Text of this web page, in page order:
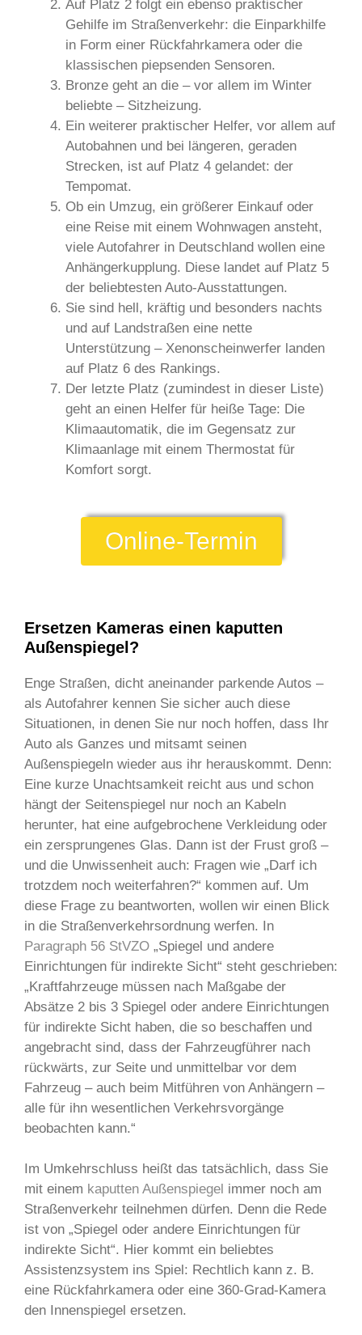
Auf Platz 2 folgt ein ebenso praktischer
Gehilfe im Straßenverkehr: die Einparkhilfe
in Form einer Rückfahrkamera oder die
klassischen piepsenden Sensoren.
Bronze geht an die – vor allem im Winter
beliebte – Sitzheizung.
Ein weiterer praktischer Helfer, vor allem auf
Autobahnen und bei längeren, geraden
Strecken, ist auf Platz 4 gelandet: der
Tempomat.
Ob ein Umzug, ein größerer Einkauf oder
eine Reise mit einem Wohnwagen ansteht,
viele Autofahrer in Deutschland wollen eine
Anhängerkupplung. Diese landet auf Platz 5
der beliebtesten Auto-Ausstattungen.
Sie sind hell, kräftig und besonders nachts
und auf Landstraßen eine nette
Unterstützung – Xenonscheinwerfer landen
auf Platz 6 des Rankings.
Der letzte Platz (zumindest in dieser Liste)
geht an einen Helfer für heiße Tage: Die
Klimaautomatik, die im Gegensatz zur
Klimaanlage mit einem Thermostat für
Komfort sorgt.
Online-Termin
Ersetzen Kameras einen kaputten
Außenspiegel?
Enge Straßen, dicht aneinander parkende Autos –
als Autofahrer kennen Sie sicher auch diese
Situationen, in denen Sie nur noch hoffen, dass Ihr
Auto als Ganzes und mitsamt seinen
Außenspiegeln wieder aus ihr herauskommt. Denn:
Eine kurze Unachtsamkeit reicht aus und schon
hängt der Seitenspiegel nur noch an Kabeln
herunter, hat eine aufgebrochene Verkleidung oder
ein zersprungenes Glas. Dann ist der Frust groß –
und die Unwissenheit auch: Fragen wie „Darf ich
trotzdem noch weiterfahren?“ kommen auf. Um
diese Frage zu beantworten, wollen wir einen Blick
in die Straßenverkehrsordnung werfen. In
Paragraph 56 StVZO „Spiegel und andere
Einrichtungen für indirekte Sicht“ steht geschrieben:
„Kraftfahrzeuge müssen nach Maßgabe der
Absätze 2 bis 3 Spiegel oder andere Einrichtungen
für indirekte Sicht haben, die so beschaffen und
angebracht sind, dass der Fahrzeugführer nach
rückwärts, zur Seite und unmittelbar vor dem
Fahrzeug – auch beim Mitführen von Anhängern –
alle für ihn wesentlichen Verkehrsvorgänge
beobachten kann.“
Im Umkehrschluss heißt das tatsächlich, dass Sie
mit einem kaputten Außenspiegel immer noch am
Straßenverkehr teilnehmen dürfen. Denn die Rede
ist von „Spiegel oder andere Einrichtungen für
indirekte Sicht“. Hier kommt ein beliebtes
Assistenzsystem ins Spiel: Rechtlich kann z. B.
eine Rückfahrkamera oder eine 360-Grad-Kamera
den Innenspiegel ersetzen.